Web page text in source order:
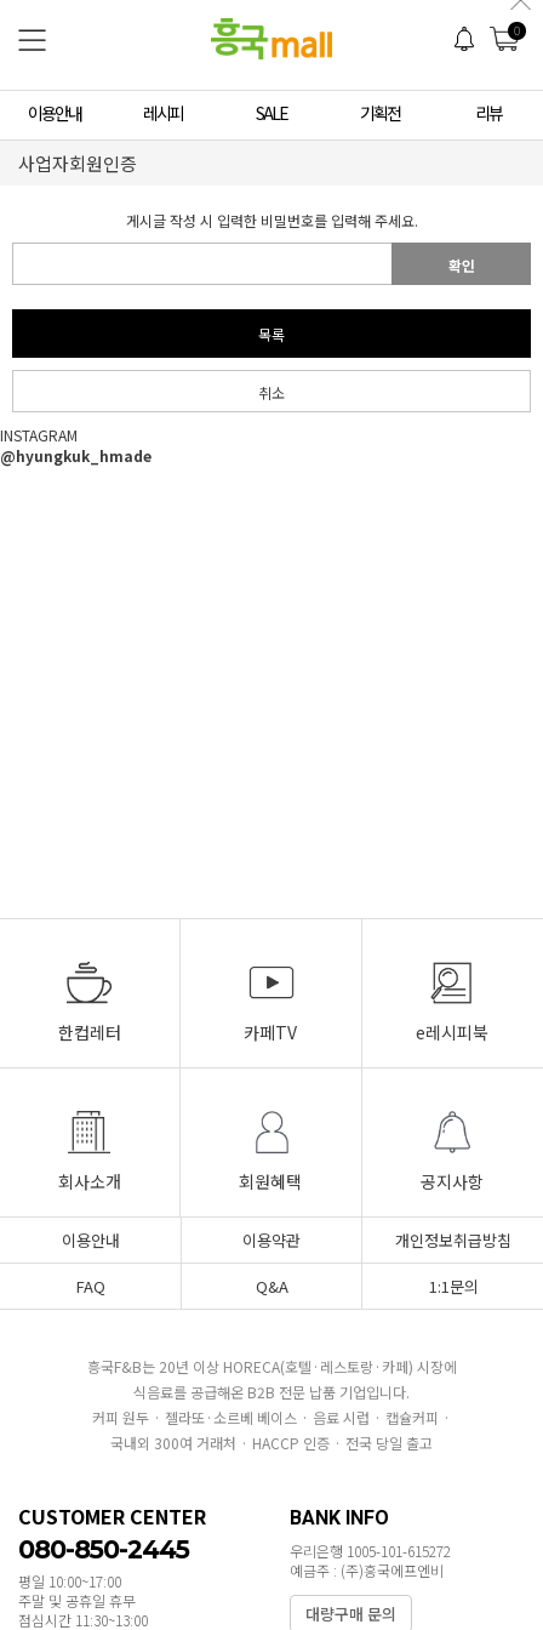
0
이용안내 레시피 SALE 기획전 리뷰
사업자회원인증
게시글 작성 시 입력한 비밀번호를 입력해 주세요.
확인
목록
취소
INSTAGRAM
@hyungkuk_hmade
한컵레터 카페TV e레시피북
회사소개 회원혜택 공지사항
이용안내 이용약관
개인정보취급방침
FAQ
Q&A 1:1문의
흥국F&B는 20년 이상 HORECA(호텔·레스토랑·카페) 시장에
식음료를 공급해온 B2B 전문 납품 기업입니다.
커피 원두 · 젤라또·소르베 베이스 · 음료 시럽 · 캡슐커피 ·
국내외 300여 거래처 · HACCP 인증 · 전국 당일 출고
CUSTOMER CENTER
080-850-2445
평일 10:00~17:00
주말 및 공휴일 휴무
점심시간 11:30~13:00
BANK INFO
우리은행 1005-101-615272
예금주 : (주)흥국에프엔비
대량구매 문의